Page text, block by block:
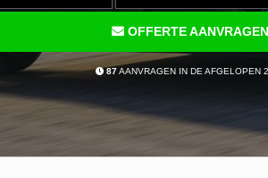
OFFERTE AANVRAGEN
87AANVRAGEN IN DE AFGELOPEN